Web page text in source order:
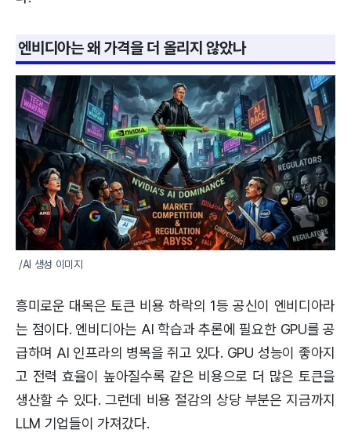
엔비디아는 왜 가격을 더 올리지 않았나
/AI 생성 이미지
흥미로운 대목은 토큰 비용 하락의 1등 공신이 엔비디아라
는 점이다. 엔비디아는 AI 학습과 추론에 필요한 GPU를 공
급하며 AI 인프라의 병목을 쥐고 있다. GPU 성능이 좋아지
고 전력 효율이 높아질수록 같은 비용으로 더 많은 토큰을
생산할 수 있다. 그런데 비용 절감의 상당 부분은 지금까지
LLM 기업들이 가져갔다.